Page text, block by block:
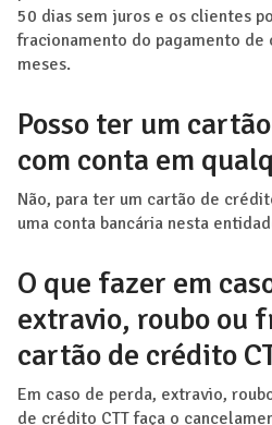
50 dias sem juros e os clientes
fracionamento do pagamento de
meses.
Posso ter um
com conta em
Não, para ter um cartão de
uma conta bancária nesta
O que fazer em
extravio, roubo ou
cartão de crédito
Em caso de perda, extravio,
de crédito CTT faça o